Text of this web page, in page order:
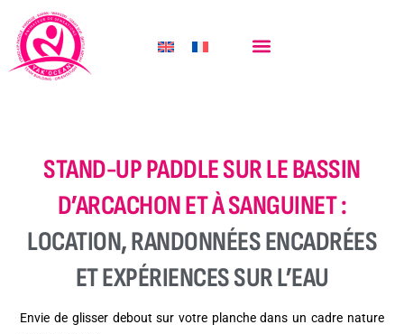
STAND-UP PADDLE SUR LE BASSIN
D’ARCACHON ET À SANGUINET :
LOCATION, RANDONNÉES ENCADRÉES
ET EXPÉRIENCES SUR L’EAU
Envie de glisser debout sur votre planche dans un cadre nature